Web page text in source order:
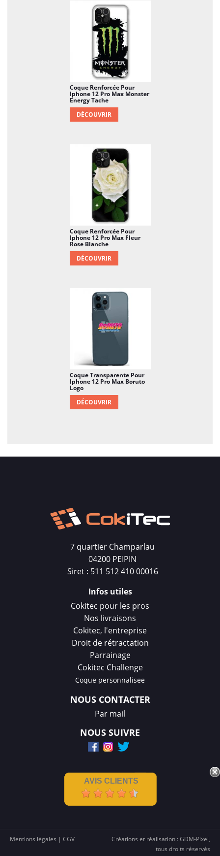
Coque Renforcée Pour
Iphone 12 Pro Max Monster
Energy Tache
DÉCOUVRIR
Coque Renforcée Pour
Iphone 12 Pro Max Fleur
Rose Blanche
DÉCOUVRIR
Coque Transparente Pour
Iphone 12 Pro Max Boruto
Logo
DÉCOUVRIR
7 quartier Champarlau
04200 PEIPIN
Siret : 511 512 410 00016
Infos utiles
Cokitec pour les pros
Nos livraisons
Cokitec, l'entreprise
Droit de rétractation
Parrainage
Cokitec Challenge
Coque personnalisee
NOUS CONTACTER
Par mail
NOUS SUIVRE
AVIS CLIENTS
Mentions légales | CGV Créations et réalisation :GDM-Pixel,
tous droits réservés